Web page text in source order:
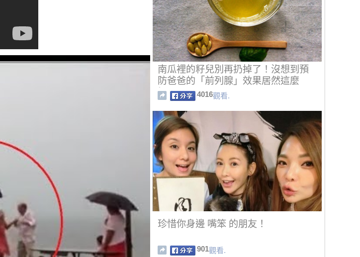
南瓜裡的籽兒別再扔掉了！沒想到預
防爸爸的「前列腺」效果居然這麼
好！
4016觀看.
珍惜你身邊 嘴笨 的朋友！
901觀看.